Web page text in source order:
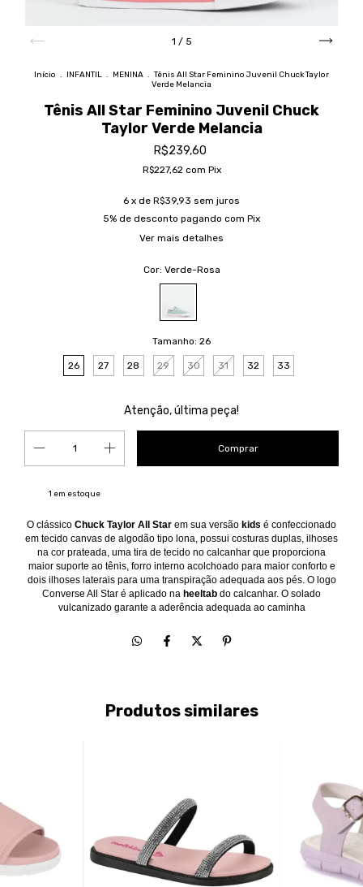
1 / 5
Início . INFANTIL . MENINA . Tênis All Star Feminino Juvenil Chuck Taylor
Verde Melancia
Tênis All Star Feminino Juvenil Chuck
Taylor Verde Melancia
R$239,60
R$227,62 com Pix
6 x de R$39,93 sem juros
5% de desconto pagando com Pix
Ver mais detalhes
Cor: Verde-Rosa
Tamanho: 26
26 27 28 29 30 31 32 33
Atenção, última peça!
1 em estoque
O clássico Chuck Taylor All Star em sua versão kids é confeccionado
em tecido canvas de algodão tipo lona, possui costuras duplas, ilhoses
na cor prateada, uma tira de tecido no calcanhar que proporciona
maior suporte ao tênis, forro interno acolchoado para maior conforto e
dois ilhoses laterais para uma transpiração adequada aos pés. O logo
Converse All Star é aplicado na heeltab do calcanhar. O solado
vulcanizado garante a aderência adequada ao caminha
Produtos similares